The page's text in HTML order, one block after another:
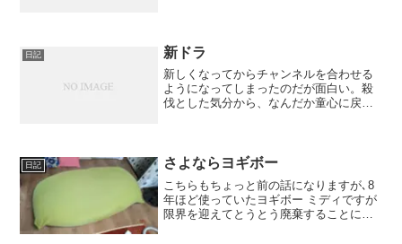
日記 新ドラ
新しくなってからチャンネルを合わせる
ようになってしまったのだが面白い。殺
伐とした気分から、なんだか童心に戻っ
日記 さよならヨギボー
こちらもちょっと前の話になりますが､8
年ほど使っていたヨギボー ミディですが
限界を迎えてとうとう廃棄することにし